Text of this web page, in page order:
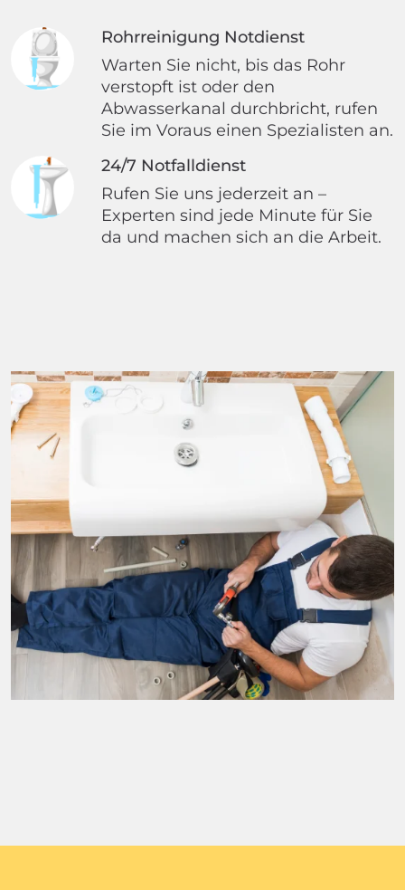
Rohrreinigung Notdienst
Warten Sie nicht, bis das Rohr
verstopft ist oder den
Abwasserkanal durchbricht, rufen
Sie im Voraus einen Spezialisten an.
24/7 Notfalldienst
Rufen Sie uns jederzeit an –
Experten sind jede Minute für Sie
da und machen sich an die Arbeit.